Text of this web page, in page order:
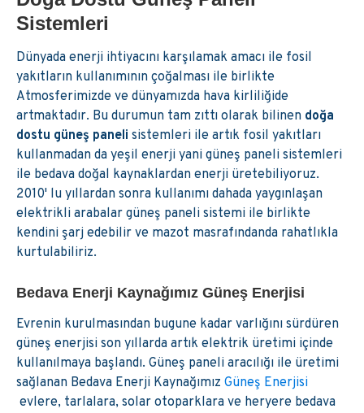
Sistemleri
Dünyada enerji ihtiyacını karşılamak amacı ile fosil
yakıtların kullanımının çoğalması ile birlikte
Atmosferimizde ve dünyamızda hava kirliliğide
artmaktadır. Bu durumun tam zıttı olarak bilinen doğa
dostu güneş paneli sistemleri ile artık fosil yakıtları
kullanmadan da yeşil enerji yani güneş paneli sistemleri
ile bedava doğal kaynaklardan enerji üretebiliyoruz.
2010' lu yıllardan sonra kullanımı dahada yaygınlaşan
elektrikli arabalar güneş paneli sistemi ile birlikte
kendini şarj edebilir ve mazot masrafındanda rahatlıkla
kurtulabiliriz.
Bedava Enerji Kaynağımız Güneş Enerjisi
Evrenin kurulmasından bugune kadar varlığını sürdüren
güneş enerjisi son yıllarda artık elektrik üretimi içinde
kullanılmaya başlandı. Güneş paneli aracılığı ile üretimi
sağlanan Bedava Enerji Kaynağımız Güneş Enerjisi
evlere, tarlalara, solar otoparklara ve heryere bedava